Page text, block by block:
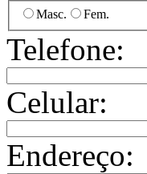
Masc. Fem.
Telefone:
Celular:
Endereço: